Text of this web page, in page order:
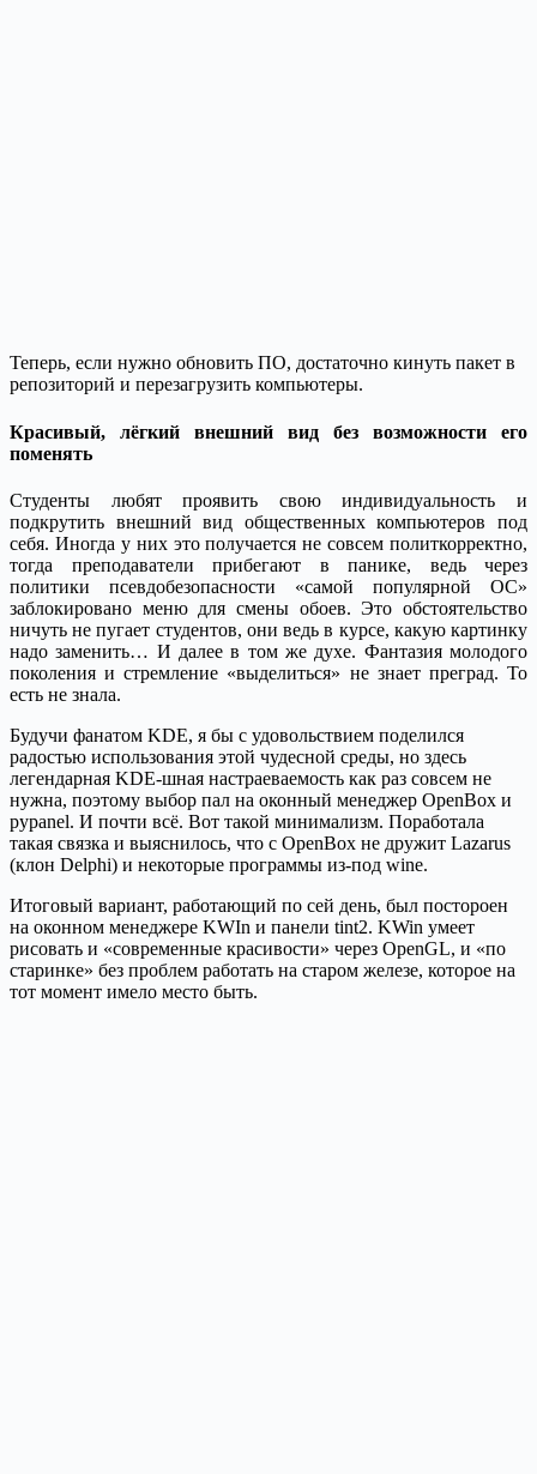
Теперь, если нужно обновить ПО, достаточно кинуть пакет в
репозиторий и перезагрузить компьютеры.
Красивый, лёгкий внешний вид без возможности его
поменять
Студенты любят проявить свою индивидуальность и
подкрутить внешний вид общественных компьютеров под
себя. Иногда у них это получается не совсем политкорректно,
тогда преподаватели прибегают в панике, ведь через
политики псевдобезопасности «самой популярной ОС»
заблокировано меню для смены обоев. Это обстоятельство
ничуть не пугает студентов, они ведь в курсе, какую картинку
надо заменить… И далее в том же духе. Фантазия молодого
поколения и стремление «выделиться» не знает преград. То
есть не знала.
Будучи фанатом KDE, я бы с удовольствием поделился
радостью использования этой чудесной среды, но здесь
легендарная KDE-шная настраеваемость как раз совсем не
нужна, поэтому выбор пал на оконный менеджер OpenBox и
pypanel. И почти всё. Вот такой минимализм. Поработала
такая связка и выяснилось, что c OpenBox не дружит Lazarus
(клон Delphi) и некоторые программы из-под wine.
Итоговый вариант, работающий по сей день, был постороен
на оконном менеджере KWIn и панели tint2. KWin умеет
рисовать и «современные красивости» через OpenGL, и «по
старинке» без проблем работать на старом железе, которое на
тот момент имело место быть.